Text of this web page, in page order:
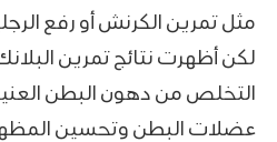
مثل تمرين الكرنش أو رفع
لكن أظهرت نتائج تمرين
التخلص من دهون البطن
عضلات البطن وتحسين